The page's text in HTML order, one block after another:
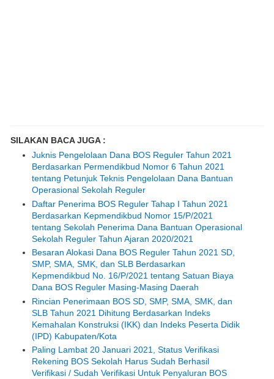
SILAKAN BACA JUGA :
Juknis Pengelolaan Dana BOS Reguler Tahun 2021
Berdasarkan Permendikbud Nomor 6 Tahun 2021
tentang Petunjuk Teknis Pengelolaan Dana Bantuan
Operasional Sekolah Reguler
Daftar Penerima BOS Reguler Tahap I Tahun 2021
Berdasarkan Kepmendikbud Nomor 15/P/2021
tentang Sekolah Penerima Dana Bantuan Operasional
Sekolah Reguler Tahun Ajaran 2020/2021
Besaran Alokasi Dana BOS Reguler Tahun 2021 SD,
SMP, SMA, SMK, dan SLB Berdasarkan
Kepmendikbud No. 16/P/2021 tentang Satuan Biaya
Dana BOS Reguler Masing-Masing Daerah
Rincian Penerimaan BOS SD, SMP, SMA, SMK, dan
SLB Tahun 2021 Dihitung Berdasarkan Indeks
Kemahalan Konstruksi (IKK) dan Indeks Peserta Didik
(IPD) Kabupaten/Kota
Paling Lambat 20 Januari 2021, Status Verifikasi
Rekening BOS Sekolah Harus Sudah Berhasil
Verifikasi / Sudah Verifikasi Untuk Penyaluran BOS